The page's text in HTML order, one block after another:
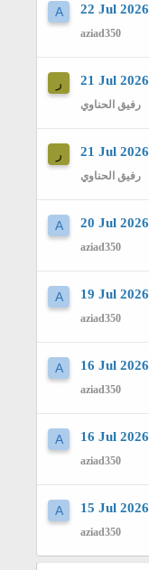
22 Jul 2026
aziad350
A
21 Jul 2026
رفيق الحناوي
ر
21 Jul 2026
رفيق الحناوي
ر
20 Jul 2026
aziad350
A
19 Jul 2026
aziad350
A
16 Jul 2026
aziad350
A
16 Jul 2026
aziad350
A
15 Jul 2026
aziad350
A